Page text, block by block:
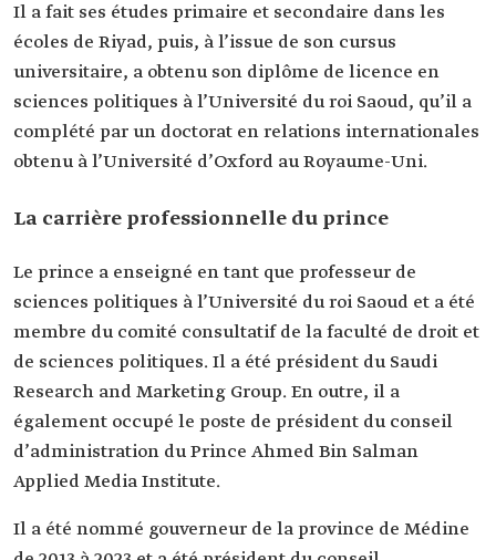
Doctorat honorifique en relations internationales
de l'université d'Oxford.
Il a fait ses études primaire et secondaire dans les
écoles de Riyad, puis, à l’issue de son cursus
universitaire, a obtenu son diplôme de licence en
sciences politiques à l’Université du roi Saoud, qu’il a
complété par un doctorat en relations internationales
obtenu à l’Université d’Oxford au Royaume-Uni.
La carrière professionnelle du prince
Le prince a enseigné en tant que professeur de
sciences politiques à l’Université du roi Saoud et a été
membre du comité consultatif de la faculté de droit et
de sciences politiques. Il a été président du Saudi
Research and Marketing Group. En outre, il a
également occupé le poste de président du conseil
d’administration du Prince Ahmed Bin Salman
Applied Media Institute.
Il a été nommé gouverneur de la province de Médine